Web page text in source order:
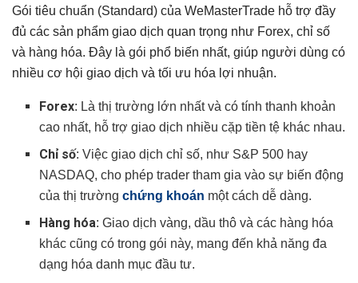
Gói tiêu chuẩn (Standard) của WeMasterTrade hỗ trợ đầy
đủ các sản phẩm giao dịch quan trọng như Forex, chỉ số
và hàng hóa. Đây là gói phổ biến nhất, giúp người dùng có
nhiều cơ hội giao dịch và tối ưu hóa lợi nhuận.
Forex: Là thị trường lớn nhất và có tính thanh khoản
cao nhất, hỗ trợ giao dịch nhiều cặp tiền tệ khác nhau.
Chỉ số: Việc giao dịch chỉ số, như S&P 500 hay
NASDAQ, cho phép trader tham gia vào sự biến động
của thị trườngchứng khoán một cách dễ dàng.
Hàng hóa: Giao dịch vàng, dầu thô và các hàng hóa
khác cũng có trong gói này, mang đến khả năng đa
dạng hóa danh mục đầu tư.